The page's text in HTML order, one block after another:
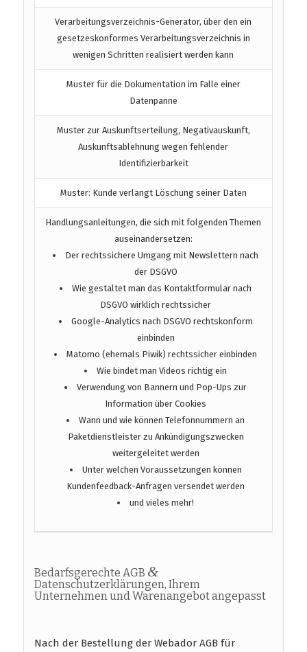
Verarbeitungsverzeichnis-Generator, über den ein
gesetzeskonformes Verarbeitungsverzeichnis in
wenigen Schritten realisiert werden kann
Muster für die Dokumentation im Falle einer
Datenpanne
Muster zur Auskunftserteilung, Negativauskunft,
Auskunftsablehnung wegen fehlender
Identifizierbarkeit
Muster: Kunde verlangt Löschung seiner Daten
Handlungsanleitungen, die sich mit folgenden Themen
auseinandersetzen:
Der rechtssichere Umgang mit Newslettern nach
der DSGVO
Wie gestaltet man das Kontaktformular nach
DSGVO wirklich rechtssicher
Google-Analytics nach DSGVO rechtskonform
einbinden
Matomo (ehemals Piwik) rechtssicher einbinden
Wie bindet man Videos richtig ein
Verwendung von Bannern und Pop-Ups zur
Information über Cookies
Wann und wie können Telefonnummern an
Paketdienstleister zu Ankündigungszwecken
weitergeleitet werden
Unter welchen Voraussetzungen können
Kundenfeedback-Anfragen versendet werden
und vieles mehr!
Bedarfsgerechte AGB &
Datenschutzerklärungen, Ihrem
Unternehmen und Warenangebot angepasst
Nach der Bestellung der Webador AGB für